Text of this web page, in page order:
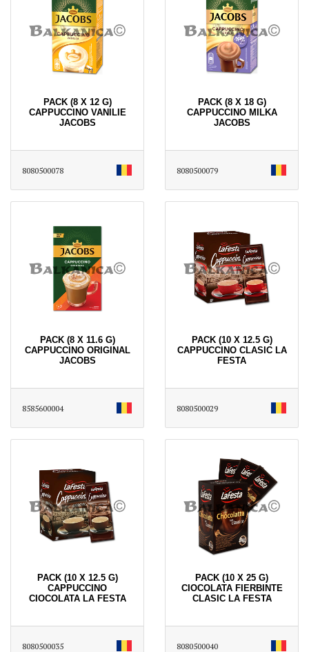
PACK (8 X 12 G)
CAPPUCCINO VANILIE
JACOBS
8080500078
PACK (8 X 18 G)
CAPPUCCINO MILKA
JACOBS
8080500079
PACK (8 X 11.6 G)
CAPPUCCINO ORIGINAL
JACOBS
8585600004
PACK (10 X 12.5 G)
CAPPUCCINO CLASIC LA
FESTA
8080500029
PACK (10 X 12.5 G)
CAPPUCCINO
CIOCOLATA LA FESTA
8080500035
PACK (10 X 25 G)
CIOCOLATA FIERBINTE
CLASIC LA FESTA
8080500040